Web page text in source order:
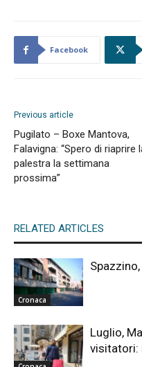
Facebook
Previous article
Pugilato – Boxe Mantova,
Falavigna: “Spero di riaprire
palestra la settimana
prossima”
RELATED ARTICLES
Cronaca
Luglio,
visitatori: